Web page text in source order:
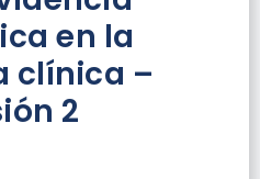
en la
clínica –
2